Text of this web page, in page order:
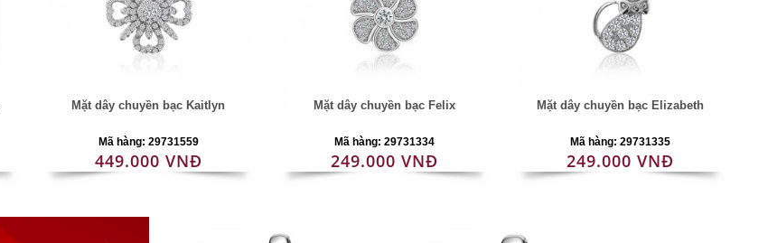
Mặt dây chuyền bạc Kaitlyn
Mã hàng: 29731559
449.000 VNĐ
Mặt dây chuyền bạc Felix
Mã hàng: 29731334
249.000 VNĐ
Mặt dây chuyền bạc Elizabeth
Mã hàng: 29731335
249.000 VNĐ